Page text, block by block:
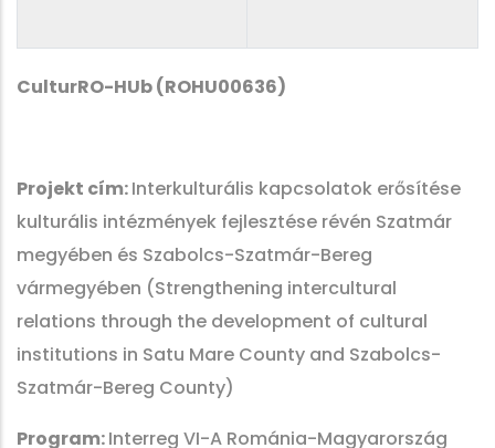
CulturRO-HUb (ROHU00636)
Projekt cím:Interkulturális kapcsolatok erősítése
kulturális intézmények fejlesztése révén Szatmár
megyében és Szabolcs-Szatmár-Bereg
vármegyében (Strengthening intercultural
relations through the development of cultural
institutions in Satu Mare County and Szabolcs-
Szatmár-Bereg County)
Program:Interreg VI-A Románia-Magyarország